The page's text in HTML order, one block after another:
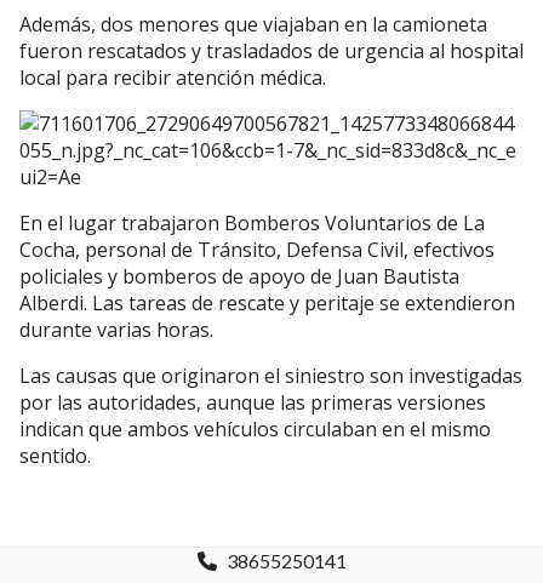
Además, dos menores que viajaban en la camioneta
fueron rescatados y trasladados de urgencia al hospital
local para recibir atención médica.
En el lugar trabajaron Bomberos Voluntarios de La
Cocha, personal de Tránsito, Defensa Civil, efectivos
policiales y bomberos de apoyo de Juan Bautista
Alberdi. Las tareas de rescate y peritaje se extendieron
durante varias horas.
Las causas que originaron el siniestro son investigadas
por las autoridades, aunque las primeras versiones
indican que ambos vehículos circulaban en el mismo
sentido.
38655250141